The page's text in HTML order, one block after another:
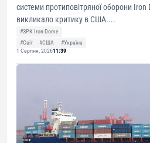
системи протиповітряної оборони
викликало критику в США....
#ЗРК Iron Dome
#Світ
#США
#Україна
1 Серпня, 202611:39